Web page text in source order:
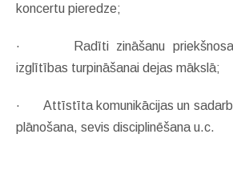
koncertu pieredze;
·
Radīti zināšanu
izglītības turpināšanai dejas mākslā;
·
Attīstīta komunikācijas un
plānošana, sevis disciplinēšana u.c.